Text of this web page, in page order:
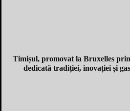
Timișul, promovat la Bruxelles
dedicată tradiției, inovației și